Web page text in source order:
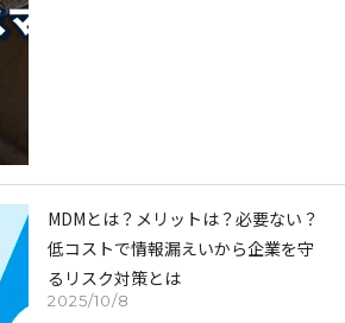
2025/10/8
MDMとは？メリットは？必要ない？
低コストで情報漏えいから企業を守
るリスク対策とは